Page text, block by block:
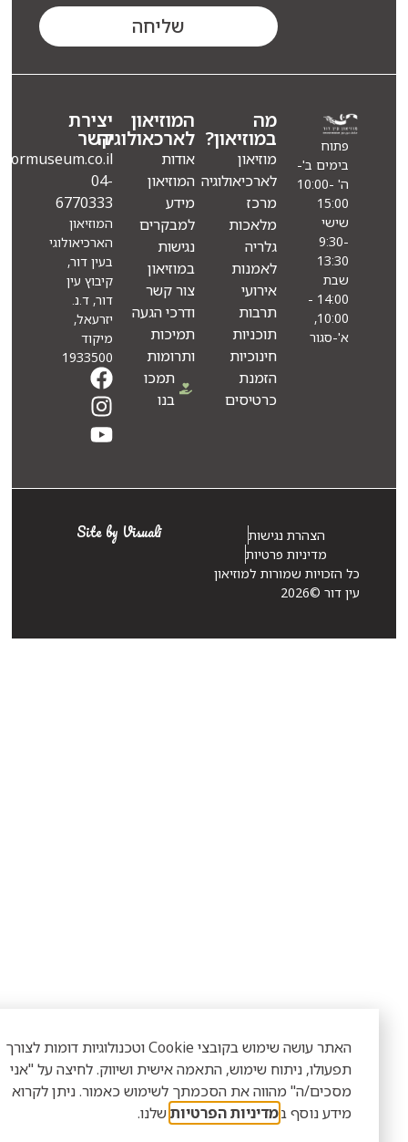
מה
במוזיאון?
מוזיאון
לארכיאולוגיה
מרכז
מלאכות
גלריה
לאמנות
אירועי
תרבות
תוכניות
המוזיאון
לארכאולוגיה
אודות
המוזיאון
מידע
למבקרים
נגישות
במוזיאון
צור קשר
ודרכי הגעה
תמיכות
ותרומות
בנו
יצירת
קשר
Info@eindormuseum.co.il
04-
6770333
המוזיאון
הארכיאולוגי
בעין דור,
קיבוץ עין
דור, ד.נ.
יזרעאל,
מיקוד
1933500
הצהרת נגישות
מדיניות פרטיות
הזכויות שמורות למוזיאון
Site by Visuali
האתר עושה שימוש בקובצי Cookie וטכנולוגיות דומות לצורך
ניתוח שימוש, התאמה אישית ושיווק. לחיצה על "אני
ה" מהווה את הסכמתך לשימוש כאמור. ניתן לקרוא
נוסף במדיניות הפרטיותשלנו.